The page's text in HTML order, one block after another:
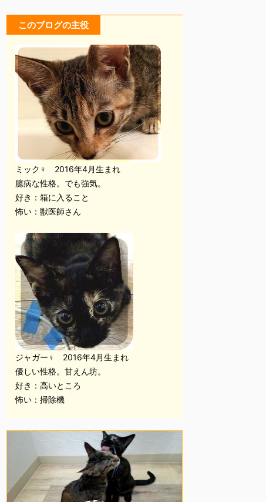
このブログの主役
ミック♀ 2016年4月生まれ
臆病な性格。でも強気。
好き：箱に入ること
怖い：獣医師さん
ジャガー♀ 2016年4月生まれ
優しい性格。甘えん坊。
好き：高いところ
怖い：掃除機